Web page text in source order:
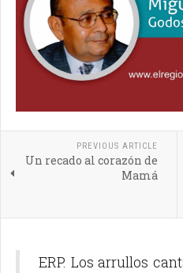
PREVIOUS ARTICLE
Un recado al corazón de
Mamá
ERP. Los arrullos